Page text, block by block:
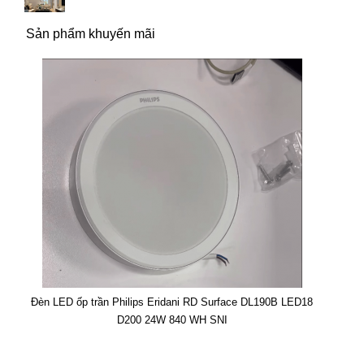
Sản phẩm khuyến mãi
Đèn LED ốp trần Philips Eridani RD Surface DL190B LED18
D200 24W 840 WH SNI